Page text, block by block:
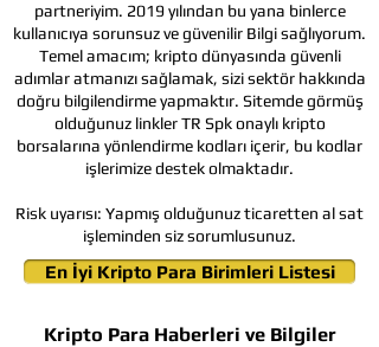
Kripto Para Haberleri ve Bilgiler
En İyi Kripto Para Birimleri Listesi
partneriyim. 2019 yılından bu yana binlerce
kullanıcıya sorunsuz ve güvenilir Bilgi sağlıyorum.
Temel amacım; kripto dünyasında güvenli
adımlar atmanızı sağlamak, sizi sektör hakkında
doğru bilgilendirme yapmaktır. Sitemde görmüş
olduğunuz linkler TR Spk onaylı kripto
borsalarına yönlendirme kodları içerir, bu kodlar
işlerimize destek olmaktadır.
Risk uyarısı: Yapmış olduğunuz ticaretten al sat
işleminden siz sorumlusunuz.